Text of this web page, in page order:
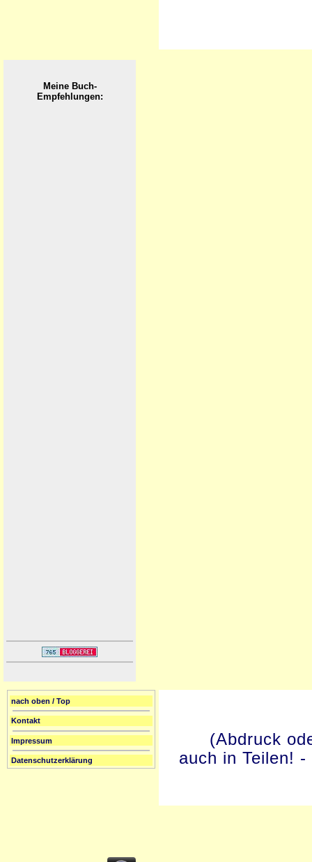
Meine Buch-
Empfehlungen:
nach oben / Top
Kontakt
Impressum
Datenschutzerklärung
(Abdruck
auch in Teilen!